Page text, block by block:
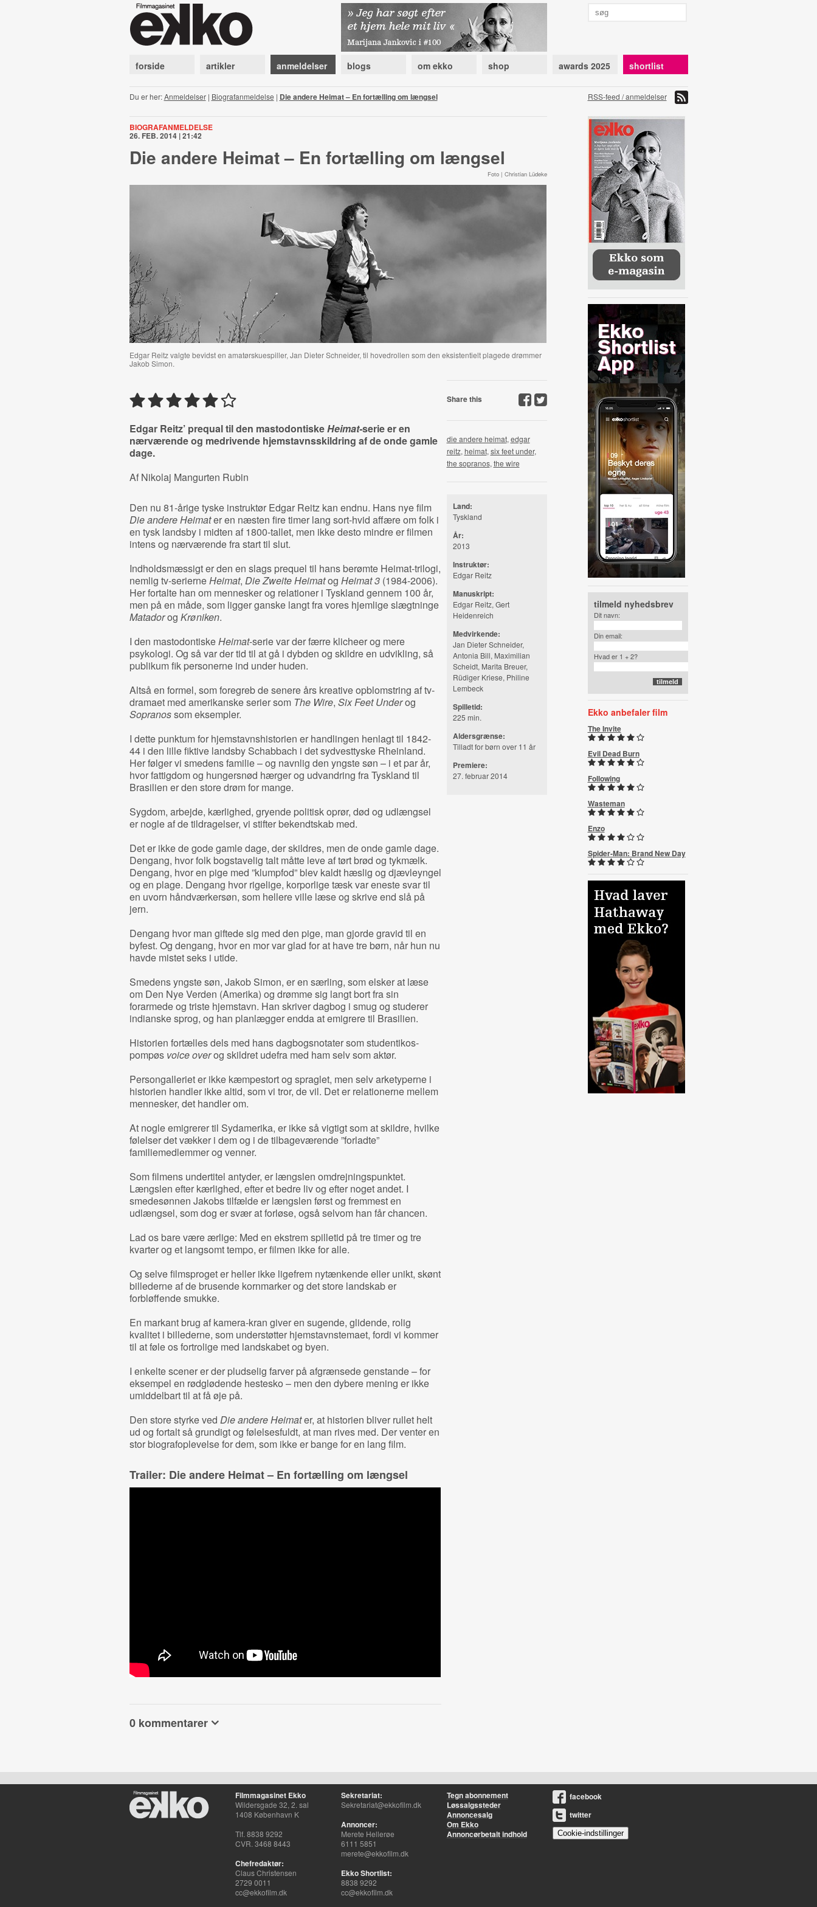
forside artikler anmeldelser blogs om ekko shop awards 2025 shortlist
Du er her:Anmeldelser| Biografanmeldelse | Die andere Heimat – En fortælling om længsel RSS-feed / anmeldelser
BIOGRAFANMELDELSE
26. FEB. 2014 | 21:42
Die andere Heimat – En fortælling om længsel
Foto | Christian Lüdeke
Edgar Reitz valgte bevidst en amatørskuespiller, Jan Dieter Schneider, til hovedrollen som den eksistentielt plagede drømmer
Jakob Simon.
Edgar Reitz’ prequal til den mastodontiskeHeimat-serie er en
nærværende og medrivende hjemstavnsskildring af de onde gamle
dage.
Af Nikolaj Mangurten Rubin
Den nu 81-årige tyske instruktør Edgar Reitz kan endnu. Hans nye film
Die andere Heimater en næsten fire timer lang sort-hvid affære om folk i
en tysk landsby i midten af 1800-tallet, men ikke desto mindre er filmen
intens og nærværende fra start til slut.
Indholdsmæssigt er den en slags prequel til hans berømte Heimat-trilogi,
nemlig tv-serierneHeimat, Die Zweite Heimatog Heimat 3(1984-2006).
Her fortalte han om mennesker og relationer i Tyskland gennem 100 år,
men på en måde, som ligger ganske langt fra vores hjemlige slægtninge
Matadorog Krøniken.
I den mastodontiskeHeimat-serie var der færre klicheer og mere
psykologi. Og så var der tid til at gå i dybden og skildre en udvikling, så
publikum fik personerne ind under huden.
Altså en formel, som foregreb de senere års kreative opblomstring af tv-
dramaet med amerikanske serier som The Wire, Six Feet Underog
Sopranossom eksempler.
I dette punktum for hjemstavnshistorien er handlingen henlagt til 1842-
44 i den lille fiktive landsby Schabbach i det sydvesttyske Rheinland.
Her følger vi smedens familie – og navnlig den yngste søn – i et par år,
hvor fattigdom og hungersnød hærger og udvandring fra Tyskland til
Brasilien er den store drøm for mange.
Sygdom, arbejde, kærlighed, gryende politisk oprør, død og udlængsel
er nogle af de tildragelser, vi stifter bekendtskab med.
Det er ikke de gode gamle dage, der skildres, men de onde gamle dage.
Dengang, hvor folk bogstavelig talt måtte leve af tørt brød og tykmælk.
Dengang, hvor en pige med ”klumpfod” blev kaldt hæslig og djævleyngel
og en plage. Dengang hvor rigelige, korporlige tæsk var eneste svar til
en uvorn håndværkersøn, som hellere ville læse og skrive end slå på
jern.
Dengang hvor man giftede sig med den pige, man gjorde gravid til en
byfest. Og dengang, hvor en mor var glad for at have tre børn, når hun nu
havde mistet seks i utide.
Smedens yngste søn, Jakob Simon, er en særling, som elsker at læse
om Den Nye Verden (Amerika) og drømme sig langt bort fra sin
forarmede og triste hjemstavn. Han skriver dagbog i smug og studerer
indianske sprog, og han planlægger endda at emigrere til Brasilien.
Historien fortælles dels med hans dagbogsnotater som studentikos-
pompøs voice overog skildret udefra med ham selv som aktør.
Persongalleriet er ikke kæmpestort og spraglet, men selv arketyperne i
historien handler ikke altid, som vi tror, de vil. Det er relationerne mellem
mennesker, det handler om.
At nogle emigrerer til Sydamerika, er ikke så vigtigt som at skildre, hvilke
følelser det vækker i dem og i de tilbageværende ”forladte”
familiemedlemmer og venner.
Som filmens undertitel antyder, er længslen omdrejningspunktet.
Længslen efter kærlighed, efter et bedre liv og efter noget andet. I
smedesønnen Jakobs tilfælde er længslen først og fremmest en
udlængsel, som dog er svær at forløse, også selvom han får chancen.
Lad os bare være ærlige: Med en ekstrem spilletid på tre timer og tre
kvarter og et langsomt tempo, er filmen ikke for alle.
Og selve filmsproget er heller ikke ligefrem nytænkende eller unikt, skønt
billederne af de brusende kornmarker og det store landskab er
forbløffende smukke.
En markant brug af kamera-kran giver en sugende, glidende, rolig
kvalitet i billederne, som understøtter hjemstavnstemaet, fordi vi kommer
til at føle os fortrolige med landskabet og byen.
I enkelte scener er der pludselig farver på afgrænsede genstande – for
eksempel en rødglødende hestesko – men den dybere mening er ikke
umiddelbart til at få øje på.
Den store styrke ved Die andere Heimater, at historien bliver rullet helt
ud og fortalt så grundigt og følelsesfuldt, at man rives med. Der venter en
stor biografoplevelse for dem, som ikke er bange for en lang film.
Trailer: Die andere Heimat – En fortælling om længsel
0 kommentarer
Share this
die andere heimat, edgar
reitz, heimat, six feet under,
the sopranos, the wire
Land:
Tyskland
År:
2013
Instruktør:
Edgar Reitz
Manuskript:
Edgar Reitz, Gert
Heidenreich
Medvirkende:
Jan Dieter Schneider,
Antonia Bill, Maximilian
Scheidt, Marita Breuer,
Rüdiger Kriese, Philine
Lembeck
Spilletid:
225 min.
Aldersgrænse:
Tilladt for børn over 11 år
Premiere:
27. februar 2014
tilmeld nyhedsbrev
Dit navn:
Din email:
Hvad er 1 + 2?
Ekko anbefaler film
The Invite
Evil Dead Burn
Following
Wasteman
Enzo
Spider-Man: Brand New Day
Filmmagasinet Ekko
Wildersgade 32, 2. sal
1408 København K
Tlf. 8838 9292
CVR. 3468 8443
Chefredaktør:
Claus Christensen
2729 0011
cc@ekkofilm.dk
Sekretariat:
Sekretariat@ekkofilm.dk
Annoncer:
Merete Hellerøe
6111 5851
merete@ekkofilm.dk
Ekko Shortlist:
8838 9292
cc@ekkofilm.dk
Tegn abonnement
Løssalgssteder
Annoncesalg
Om Ekko
Annoncørbetalt indhold
facebook
twitter
Cookie-indstillinger